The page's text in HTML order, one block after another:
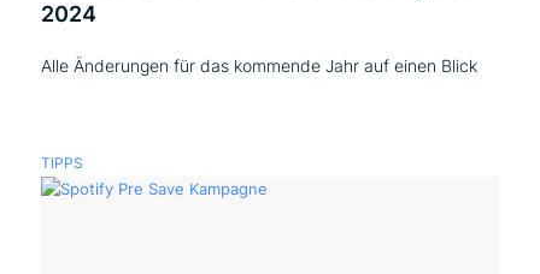
2024
Alle Änderungen für das kommende Jahr auf einen Blick
TIPPS